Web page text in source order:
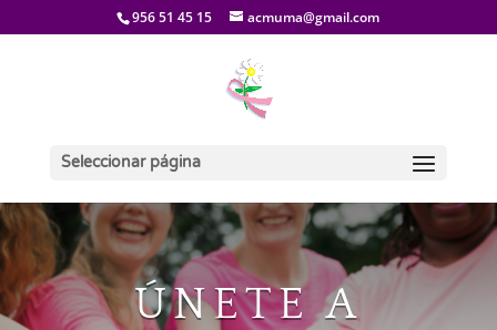
956 51 45 15 acmuma@gmail.com
Seleccionar página
ÚNETE A